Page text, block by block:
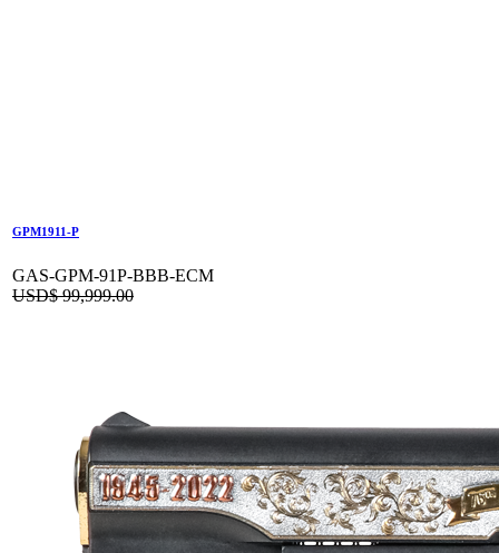
GPM1911-P
GAS-GPM-91P-BBB-ECM
USD$99,999.00